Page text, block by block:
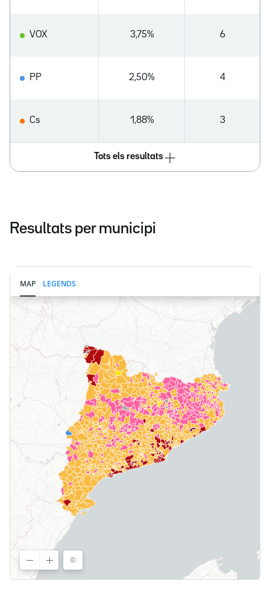
VOX 3,75% 6
PP 2,50% 4
Cs 1,88% 3
Tots els resultats
Resultats per municipi